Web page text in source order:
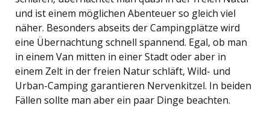
und ist einem möglichen Abenteuer so gleich viel
näher. Besonders abseits der Campingplätze wird
eine Übernachtung schnell spannend. Egal, ob man
in einem Van mitten in einer Stadt oder aber in
einem Zelt in der freien Natur schläft, Wild- und
Urban-Camping garantieren Nervenkitzel. In beiden
Fällen sollte man aber ein paar Dinge beachten.